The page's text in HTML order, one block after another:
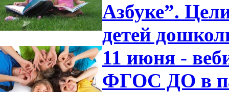
Азбуке”.
детей
11 июня -
ФГОС ДО в